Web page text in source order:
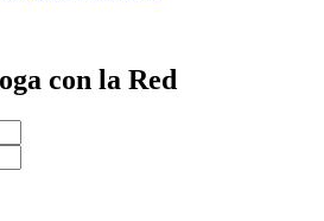
con la Red